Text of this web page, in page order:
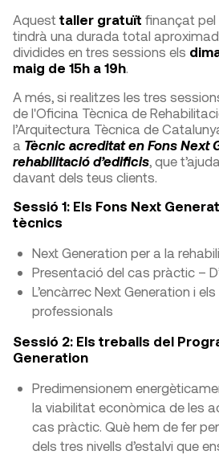
Aquest taller gratuït finançat pel
tindrà una durada total
dividides en tres sessions els
maig de 15h a 19h.
A més, si realitzes les tres
de l'Oficina Tècnica de
l’Arquitectura Tècnica de
a Tècnic acreditat en Fons Next
rehabilitació d’edificis, que
davant dels teus clients.
Sessió 1: Els Fons Next
tècnics
Next Generation per a la
Presentació del cas pràctic –
L’encàrrec Next Generation i
professionals
Sessió 2: Els treballs del
Generation
Predimensionem
la viabilitat econòmica de les
cas pràctic. Què hem de fer
dels tres nivells d’estalvi que